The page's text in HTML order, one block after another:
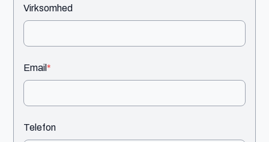
Virksomhed
Email*
Telefon